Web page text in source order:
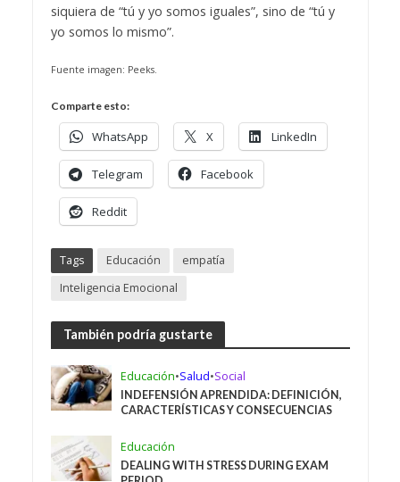
siquiera de “tú y yo somos iguales”, sino de “tú y
yo somos lo mismo”.
Fuente imagen: Peeks.
Comparte esto:
WhatsApp X LinkedIn
Telegram Facebook
Reddit
Tags Educación
empatía
Inteligencia Emocional
También podría gustarte
Educación•Salud•Social
INDEFENSIÓN APRENDIDA: DEFINICIÓN,
CARACTERÍSTICAS Y CONSECUENCIAS
Educación
DEALING WITH STRESS DURING EXAM